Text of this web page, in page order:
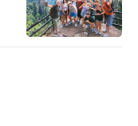
能在某些州造成